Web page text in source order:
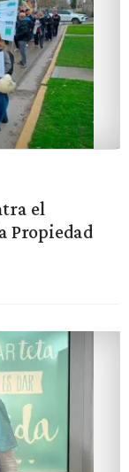
el
Propiedad